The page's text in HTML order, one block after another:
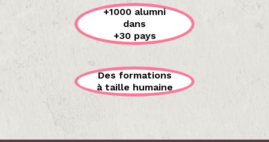
+1000 alumni
dans
+30 pays
Des formations
à taille humaine